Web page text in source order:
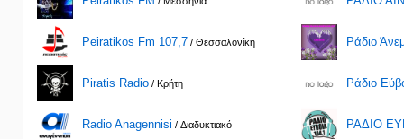
Peiratikos Fm 107,7 / Θεσσαλονίκη
Piratis Radio / Κρήτη
Radio Anagennisi / Διαδυκτιακό
Ράδιο
Ράδιο
ΡΑΔΙΟ